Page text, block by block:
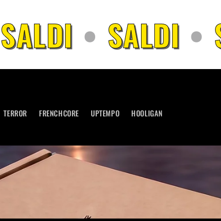
• SALDI •
TERROR FRENCHCORE UPTEMPO HOOLIGAN